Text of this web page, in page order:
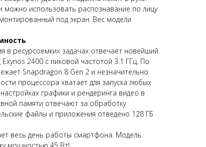
использовать распознавание по лицу
под экран. Вес модели
в ресурсоемких задачах отвечает новейший
2400 с пиковой частотой 3.1 ГГц. По
Snapdragon 8 Gen 2 и незначительно
процессора хватает для запуска любых
графики и рендеринга видео в
памяти отвечают за обработку
файлы и приложения отведено 128 ГБ
весь день работы смартфона. Модель
мощностью 45 Вт!